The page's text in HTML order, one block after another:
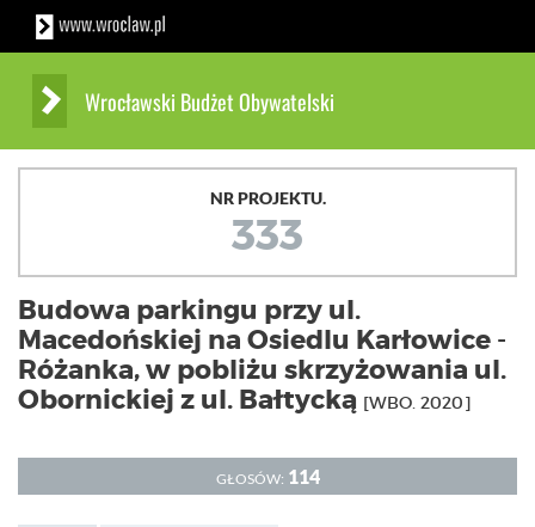
Wrocławski Budżet Obywatelski
NR PROJEKTU.
333
Budowa parkingu przy ul.
Macedońskiej na Osiedlu Karłowice -
Różanka, w pobliżu skrzyżowania ul.
Obornickiej z ul. Bałtycką [WBO. 2020]
GŁOSÓW: 114